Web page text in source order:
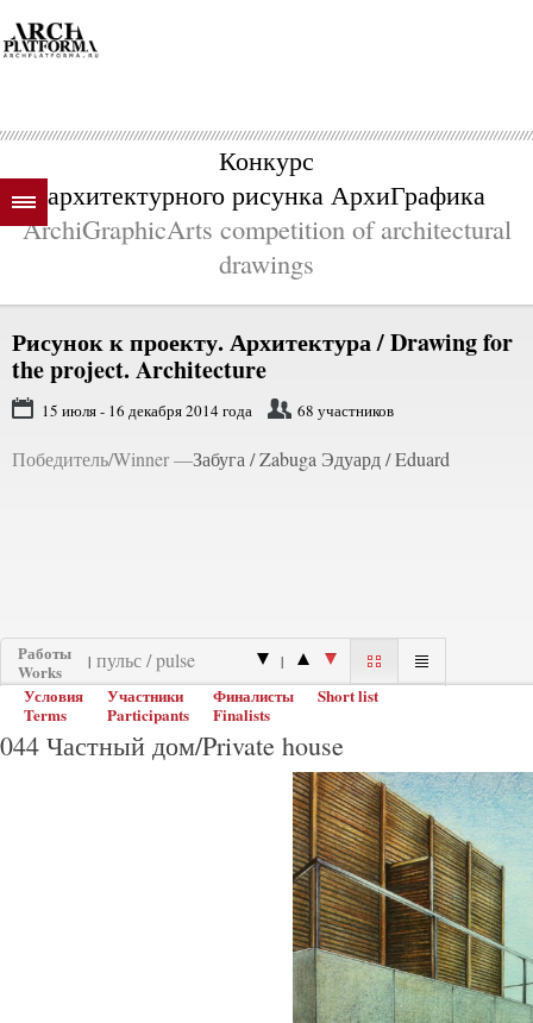
Конкурс
архитектурного рисунка АрхиГрафика
ArchiGraphicArts competition of architectural
drawings
Рисунок к проекту. Архитектура /Drawing for
the project. Architecture
15 июля - 16 декабря 2014 года 68 участников
Победитель/Winner —Забуга / Zabuga Эдуард / Eduard
Работы
Works
| |
Условия
Terms
Участники
Participants
Финалисты
Finalists
Short list
044 Частный дом/Private house